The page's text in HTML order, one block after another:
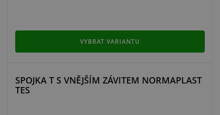
VYBRAT VARIANTU
SPOJKA T S VNĚJŠÍM ZÁVITEM NORMAPLAST
TES